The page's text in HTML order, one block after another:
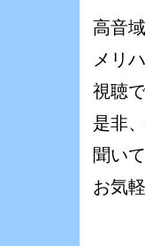
高音
メリ
視聴
是非
聞い
お気